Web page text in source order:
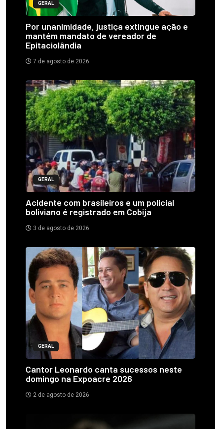
GERAL
Por unanimidade, justiça extingue ação e
mantém mandato de vereador de
Epitaciolândia
7 de agosto de 2026
GERAL
Acidente com brasileiros e um policial
boliviano é registrado em Cobija
3 de agosto de 2026
GERAL
Cantor Leonardo canta sucessos neste
domingo na Expoacre 2026
2 de agosto de 2026